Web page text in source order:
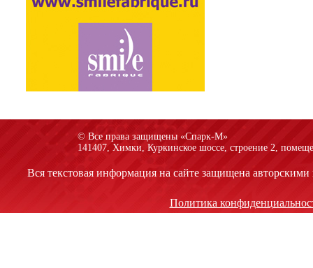
© Все права защищены «Спарк-M»
141407, Химки, Куркинское шоссе, строение 2,
Вся текстовая информация на сайте защищена
Политика